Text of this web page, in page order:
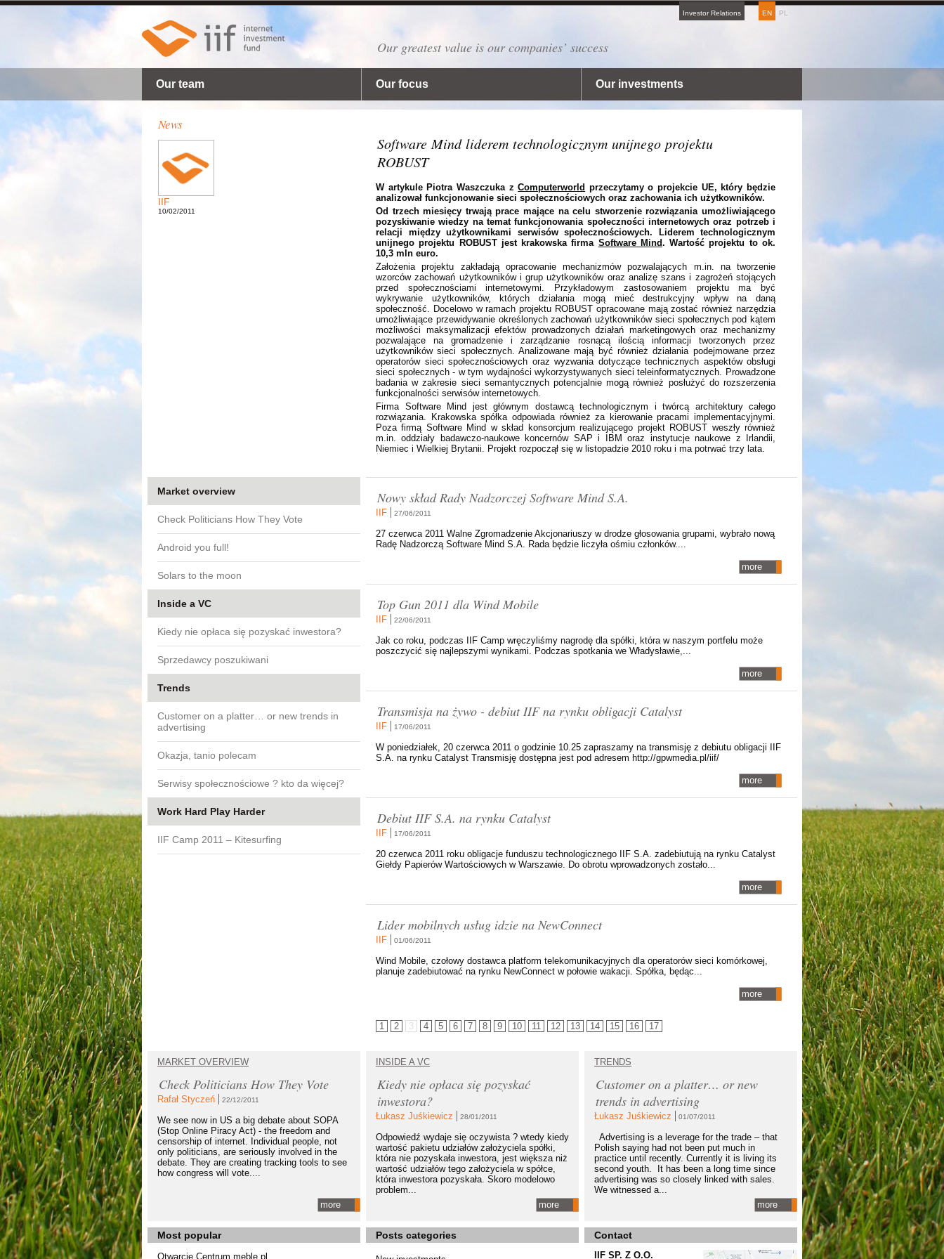
Investor Relations EN PL
Our greatest value is our companies’ success
Our team Our focus Our investments
News
IIF
10/02/2011
Software Mind liderem technologicznym unijnego projektu
ROBUST
W artykule Piotra Waszczuka zComputerworld przeczytamy o projekcie UE, który będzie
analizował funkcjonowanie sieci społecznościowych oraz zachowania ich użytkowników.
Od trzech miesięcy trwają prace mające na celu stworzenie rozwiązania umożliwiającego
pozyskiwanie wiedzy na temat funkcjonowania społeczności internetowych oraz potrzeb i
relacji między użytkownikami serwisów społecznościowych. Liderem technologicznym
unijnego projektu ROBUST jest krakowska firma Software Mind. Wartość projektu to ok.
10,3 mln euro.
Założenia projektu zakładają opracowanie mechanizmów pozwalających m.in. na tworzenie
wzorców zachowań użytkowników i grup użytkowników oraz analizę szans i zagrożeń stojących
przed społecznościami internetowymi. Przykładowym zastosowaniem projektu ma być
wykrywanie użytkowników, których działania mogą mieć destrukcyjny wpływ na daną
społeczność. Docelowo w ramach projektu ROBUST opracowane mają zostać również narzędzia
umożliwiające przewidywanie określonych zachowań użytkowników sieci społecznych pod kątem
możliwości maksymalizacji efektów prowadzonych działań marketingowych oraz mechanizmy
pozwalające na gromadzenie i zarządzanie rosnącą ilością informacji tworzonych przez
użytkowników sieci społecznych. Analizowane mają być również działania podejmowane przez
operatorów sieci społecznościowych oraz wyzwania dotyczące technicznych aspektów obsługi
sieci społecznych - w tym wydajności wykorzystywanych sieci teleinformatycznych. Prowadzone
badania w zakresie sieci semantycznych potencjalnie mogą również posłużyć do rozszerzenia
funkcjonalności serwisów internetowych.
Firma Software Mind jest głównym dostawcą technologicznym i twórcą architektury całego
rozwiązania. Krakowska spółka odpowiada również za kierowanie pracami implementacyjnymi.
Poza firmą Software Mind w skład konsorcjum realizującego projekt ROBUST weszły również
m.in. oddziały badawczo-naukowe koncernów SAP i IBM oraz instytucje naukowe z Irlandii,
Niemiec i Wielkiej Brytanii. Projekt rozpoczął się w listopadzie 2010 roku i ma potrwać trzy lata.
Market overview
Check Politicians How They Vote
Android you full!
Solars to the moon
Inside a VC
Kiedy nie opłaca się pozyskać inwestora?
Sprzedawcy poszukiwani
Trends
Customer on a platter… or new trends in
advertising
Okazja, tanio polecam
Serwisy społecznościowe ? kto da więcej?
Work Hard Play Harder
IIF Camp 2011 – Kitesurfing
Nowy skład Rady Nadzorczej Software Mind S.A.
IIF 27/06/2011
27 czerwca 2011 Walne Zgromadzenie Akcjonariuszy w drodze głosowania grupami, wybrało nową
Radę Nadzorczą Software Mind S.A. Rada będzie liczyła ośmiu członków....
more
Top Gun 2011 dla Wind Mobile
IIF 22/06/2011
Jak co roku, podczas IIF Camp wręczyliśmy nagrodę dla spółki, która w naszym portfelu może
poszczycić się najlepszymi wynikami. Podczas spotkania we Władysławie,...
more
Transmisja na żywo - debiut IIF na rynku obligacji Catalyst
IIF 17/06/2011
W poniedziałek, 20 czerwca 2011 o godzinie 10.25 zapraszamy na transmisję z debiutu obligacji IIF
S.A. na rynku Catalyst Transmisję dostępna jest pod adresem http://gpwmedia.pl/iif/
more
Debiut IIF S.A. na rynku Catalyst
IIF 17/06/2011
20 czerwca 2011 roku obligacje funduszu technologicznego IIF S.A. zadebiutują na rynku Catalyst
Giełdy Papierów Wartościowych w Warszawie. Do obrotu wprowadzonych zostało...
more
Lider mobilnych usług idzie na NewConnect
IIF 01/06/2011
Wind Mobile, czołowy dostawca platform telekomunikacyjnych dla operatorów sieci komórkowej,
planuje zadebiutować na rynku NewConnect w połowie wakacji. Spółka, będąc...
more
1 2 3 4 5 6 7 8 9 10 11 12 13 14 15 16 17
MARKET OVERVIEW
Check Politicians How They Vote
Rafał Styczeń 22/12/2011
We see now in US a big debate about SOPA
(Stop Online Piracy Act) - the freedom and
censorship of internet. Individual people, not
only politicians, are seriously involved in the
debate. They are creating tracking tools to see
how congress will vote....
more
INSIDE A VC
Kiedy nie opłaca się pozyskać
inwestora?
Łukasz Juśkiewicz 28/01/2011
Odpowiedź wydaje się oczywista ? wtedy kiedy
wartość pakietu udziałów założyciela spółki,
która nie pozyskała inwestora, jest większa niż
wartość udziałów tego założyciela w spółce,
która inwestora pozyskała. Skoro modelowo
problem...
more
TRENDS
Customer on a platter… or new
trends in advertising
Łukasz Juśkiewicz 01/07/2011
Advertising is a leverage for the trade – that
Polish saying had not been put much in
practice until recently. Currently it is living its
second youth. It has been a long time since
advertising was so closely linked with sales.
We witnessed a...
more
Most popular Posts categories Contact
Otwarcie Centrum meble.pl IIF SP. Z O.O.